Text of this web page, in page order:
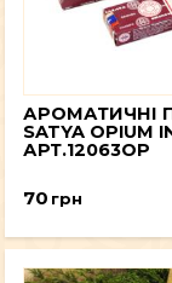
АРОМАТИЧНІ
SATYA OPIUM
АРТ.12063OP
70 грн